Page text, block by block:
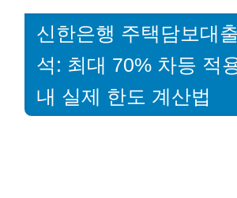
신한은행 주택담보대
석: 최대 70% 차등 적
내 실제 한도 계산법